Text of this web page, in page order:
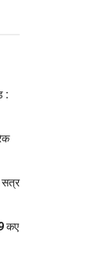
:
सत्र
कए